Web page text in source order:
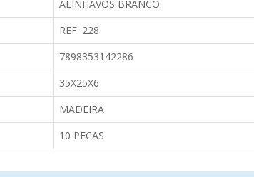
ALINHAVOS BRANCO
REF. 228
7898353142286
35X25X6
MADEIRA
10 PECAS